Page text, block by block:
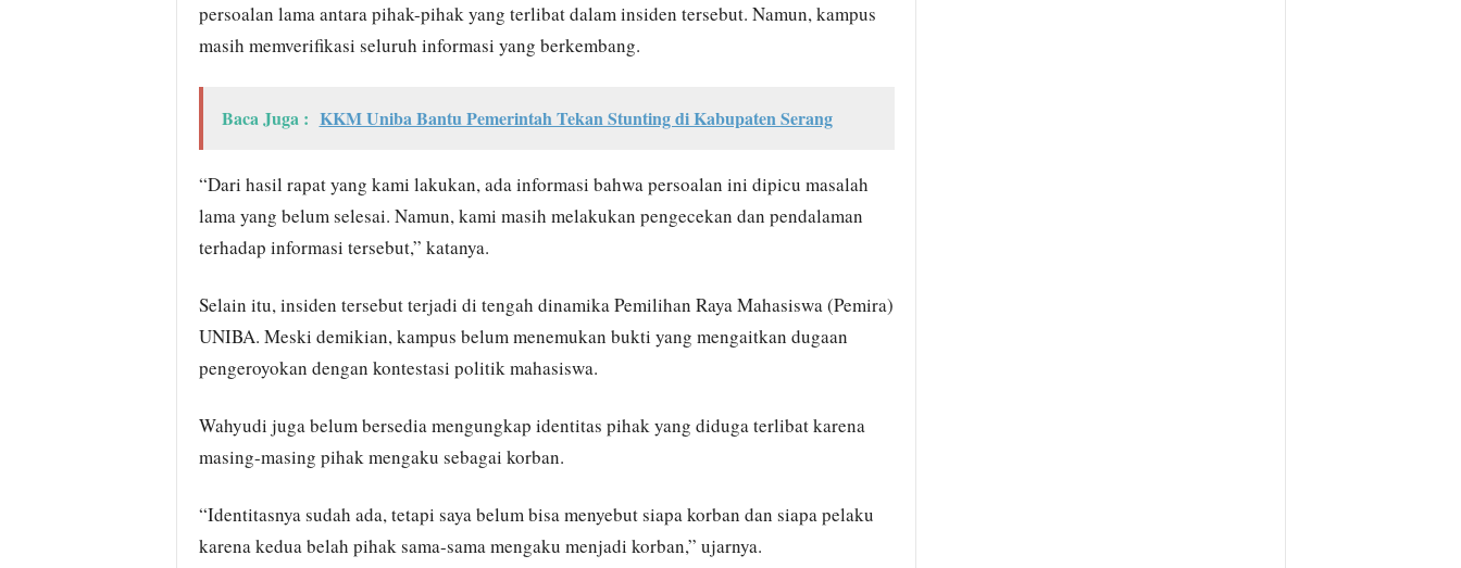
persoalan lama antara pihak-pihak yang terlibat dalam insiden tersebut. Namun, kampus
masih memverifikasi seluruh informasi yang berkembang.
Baca Juga : KKM Uniba Bantu Pemerintah Tekan Stunting di Kabupaten Serang
“Dari hasil rapat yang kami lakukan, ada informasi bahwa persoalan ini dipicu masalah
lama yang belum selesai. Namun, kami masih melakukan pengecekan dan pendalaman
terhadap informasi tersebut,” katanya.
Selain itu, insiden tersebut terjadi di tengah dinamika Pemilihan Raya Mahasiswa (Pemira)
UNIBA. Meski demikian, kampus belum menemukan bukti yang mengaitkan dugaan
pengeroyokan dengan kontestasi politik mahasiswa.
Wahyudi juga belum bersedia mengungkap identitas pihak yang diduga terlibat karena
masing-masing pihak mengaku sebagai korban.
“Identitasnya sudah ada, tetapi saya belum bisa menyebut siapa korban dan siapa pelaku
karena kedua belah pihak sama-sama mengaku menjadi korban,” ujarnya.